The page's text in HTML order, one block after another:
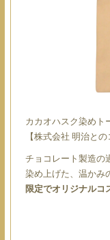
カカオハスク染めト
【株式会社 明治と
チョコレート製造の
染め上げた、温かみ
限定でオリジナルコ